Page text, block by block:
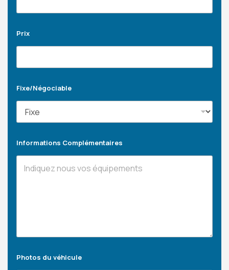
Prix
Fixe/Négociable
Informations Complémentaires
Photos du véhicule